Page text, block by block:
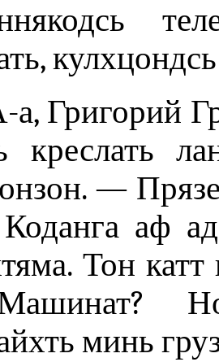
Григорий
креслать
—
аф
Тон катт
минь